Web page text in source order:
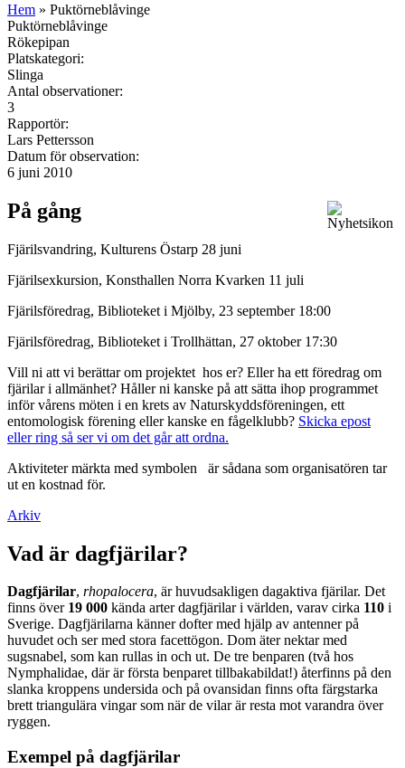
Hem » Puktörneblåvinge
Puktörneblåvinge
Rökepipan
Platskategori:
Slinga
Antal observationer:
3
Rapportör:
Lars Pettersson
Datum för observation:
6 juni 2010
På gång
Fjärilsvandring, Kulturens Östarp 28 juni
Fjärilsexkursion, Konsthallen Norra Kvarken 11 juli
Fjärilsföredrag, Biblioteket i Mjölby, 23 september 18:00
Fjärilsföredrag, Biblioteket i Trollhättan, 27 oktober 17:30
Vill ni att vi berättar om projektet hos er? Eller ha ett föredrag om
fjärilar i allmänhet? Håller ni kanske på att sätta ihop programmet
inför vårens möten i en krets av Naturskyddsföreningen, ett
entomologisk förening eller kanske en fågelklubb? Skicka epost
eller ring så ser vi om det går att ordna.
Aktiviteter märkta med symbolen
är sådana som organisatören tar
ut en kostnad för.
Arkiv
Vad är dagfjärilar?
Dagfjärilar, rhopalocera, är huvudsakligen dagaktiva fjärilar. Det
finns över 19 000 kända arter dagfjärilar i världen, varav cirka 110 i
Sverige. Dagfjärilarna känner dofter med hjälp av antenner på
huvudet och ser med stora facettögon. Dom äter nektar med
sugsnabel, som kan rullas in och ut. De tre benparen (två hos
Nymphalidae, där är första benparet tillbakabildat!) återfinns på den
slanka kroppens undersida och på ovansidan finns ofta färgstarka
brett triangulära vingar som när de vilar är resta mot varandra över
ryggen.
Exempel på dagfjärilar